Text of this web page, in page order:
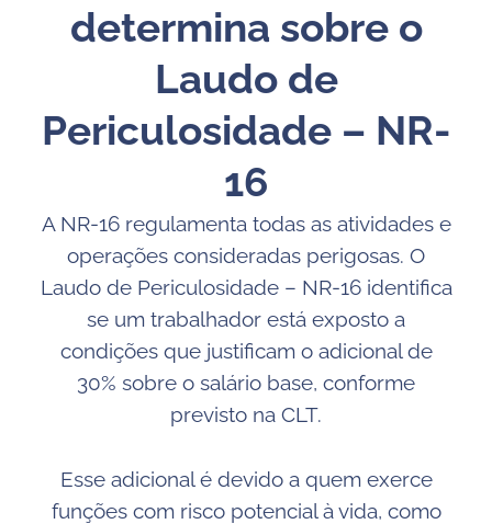
determina sobre o
Laudo de
Periculosidade – NR-
16
A NR-16 regulamenta todas as atividades e
operações consideradas perigosas. O
Laudo de Periculosidade – NR-16 identifica
se um trabalhador está exposto a
condições que justificam o adicional de
30% sobre o salário base, conforme
previsto na CLT.
Esse adicional é devido a quem exerce
funções com risco potencial à vida, como